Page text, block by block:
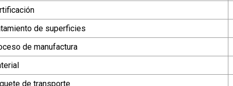
de superficies
de manufactura
de transporte